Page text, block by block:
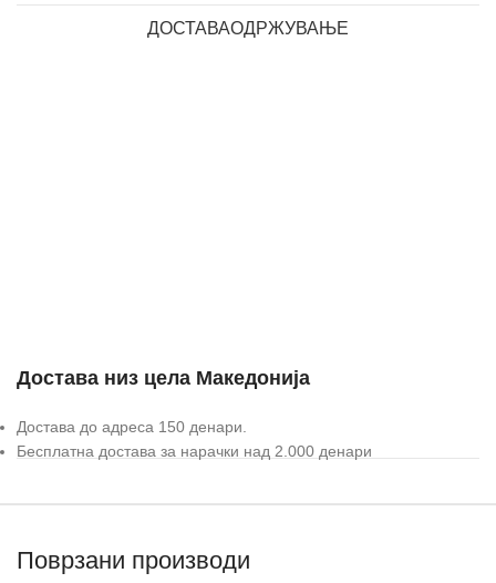
ДОСТАВАОДРЖУВАЊЕ
Достава низ цела Македонија
Достава до адреса 150 денари.
Бесплатна достава за нарачки над 2.000 денари
Поврзани производи